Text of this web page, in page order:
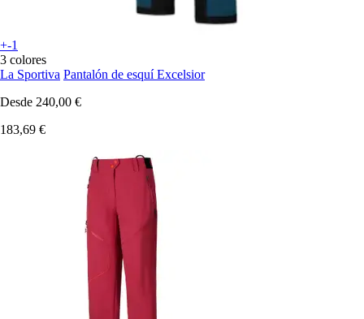
+-1
3 colores
La Sportiva Pantalón de esquí Excelsior
Desde 240,00 €
183,69 €